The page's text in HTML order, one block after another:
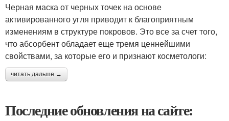
Черная маска от черных точек на основе
активированного угля приводит к благоприятным
изменениям в структуре покровов. Это все за счет того,
что абсорбент обладает еще тремя ценнейшими
свойствами, за которые его и признают косметологи:
читать дальше →
Последние обновления на сайте: